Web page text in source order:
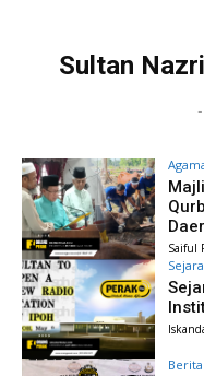
Sultan
-
Saiful
Berita